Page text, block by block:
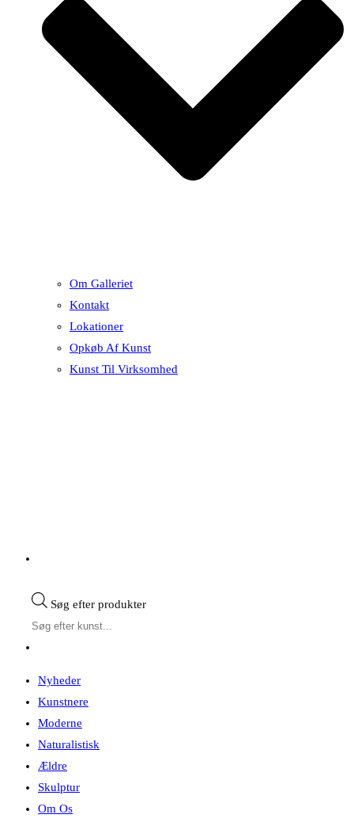
Om Galleriet
Kontakt
Lokationer
Opkøb Af Kunst
Kunst Til Virksomhed
Søg efter produkter
Nyheder
Kunstnere
Moderne
Naturalistisk
Ældre
Skulptur
Om Os